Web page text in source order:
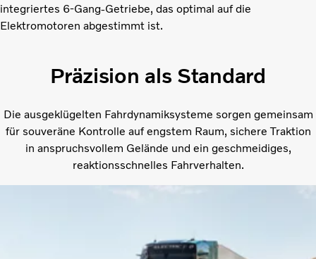
integriertes 6-Gang-Getriebe, das optimal auf die
Elektromotoren abgestimmt ist.
Präzision als Standard
Die ausgeklügelten Fahrdynamiksysteme sorgen gemeinsam
für souveräne Kontrolle auf engstem Raum, sichere Traktion
in anspruchsvollem Gelände und ein geschmeidiges,
reaktionsschnelles Fahrverhalten.